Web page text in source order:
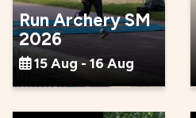
Run Archery SM
2026
15 Aug - 16 Aug